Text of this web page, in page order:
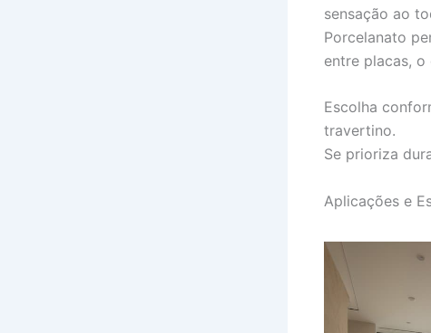
sensação ao
Porcelanato
entre placas,
Escolha
travertino.
Se prioriza
Aplicações e